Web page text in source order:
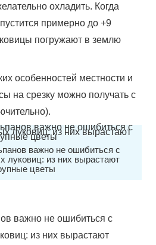
охладить. Когда
примерно до +9
погружают в землю
особенностей местности и
на срезку можно получать с
важно не ошибиться с
луковиц: из них вырастают
цветы
важно не ошибиться с
из них вырастают